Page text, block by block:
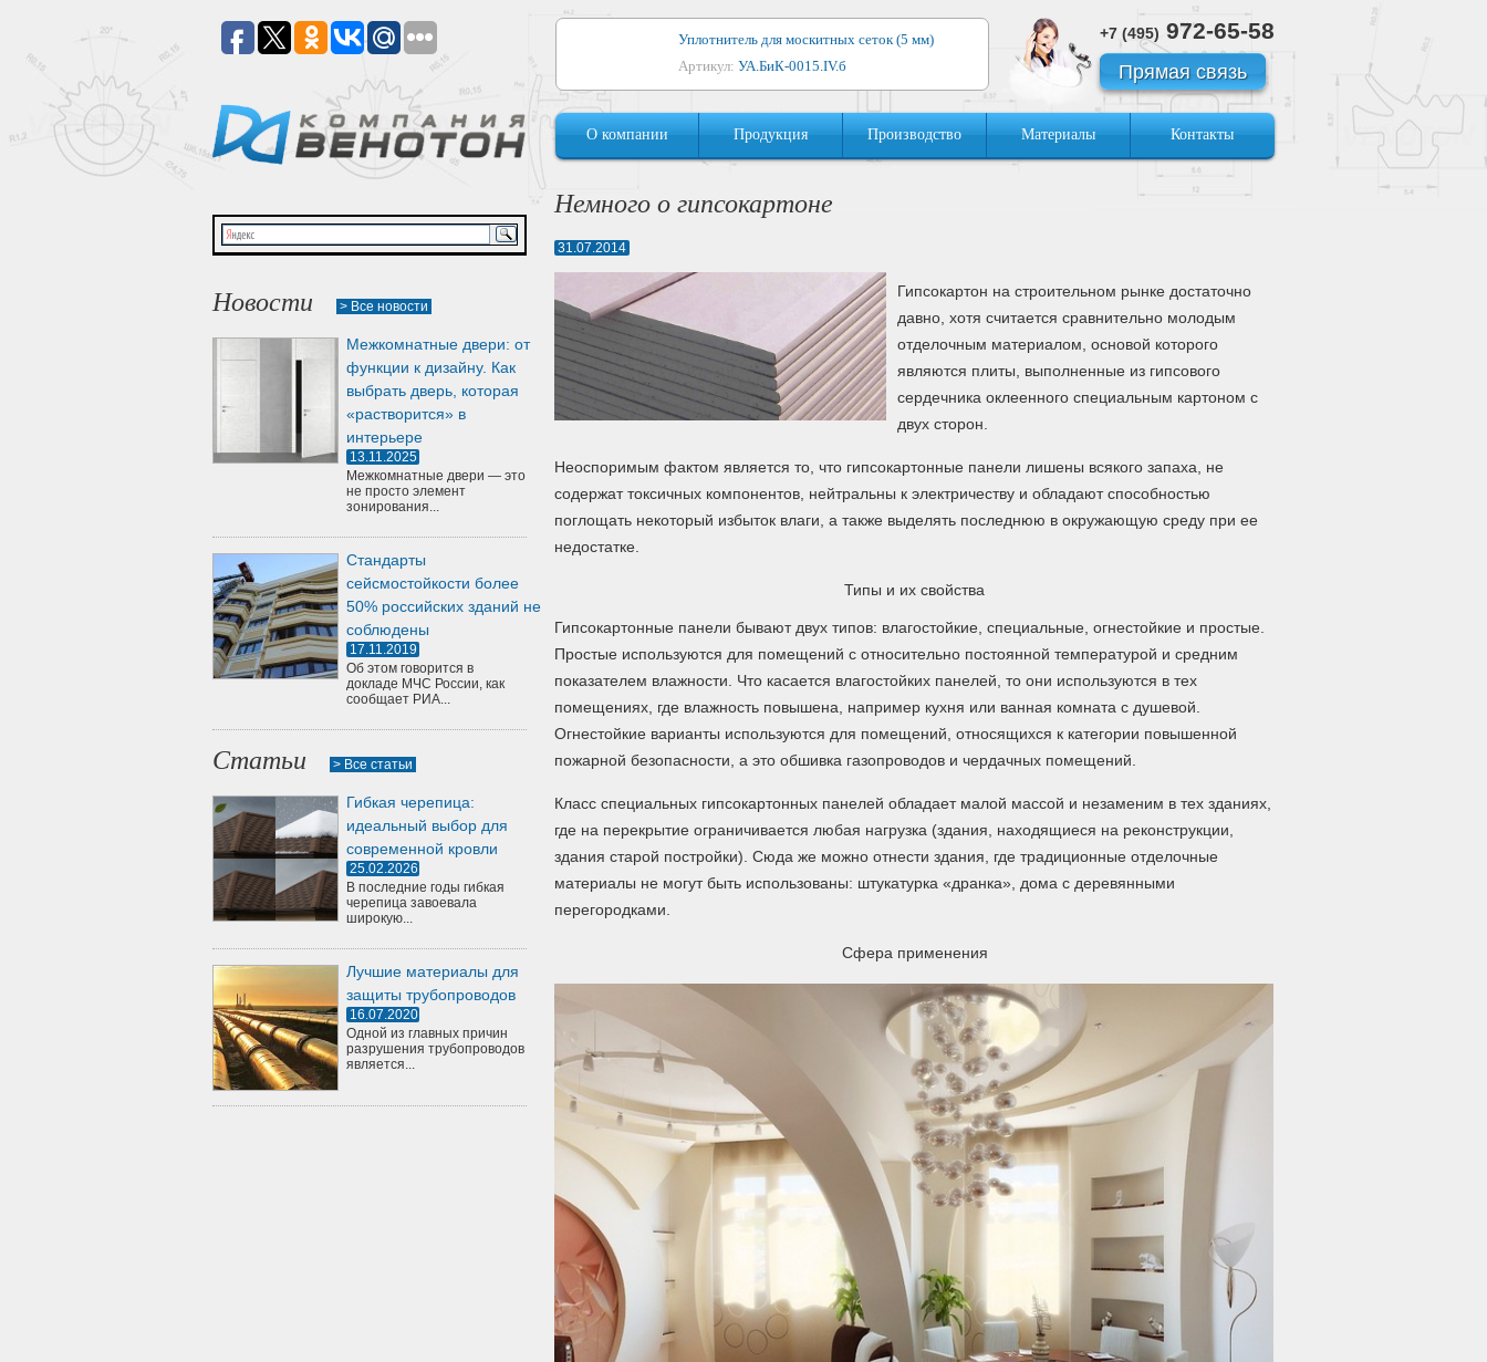
Уплотнитель для москитных сеток (5 мм)
Артикул: УА.БиК-0015.IV.б
Уплотнитель для алюминиевых окон
Артикул:1044
Артикул:УМ.БиК-0062.IV.б
Артикул:
Уплотнитель для деревянных дверей
Артикул:УК-10.4
+7 (495) 972-65-58
Прямая связь
О компании Продукция Производство Материалы Контакты
Новости > Все новости
Межкомнатные двери: от
функции к дизайну. Как
выбрать дверь, которая
«растворится» в
интерьере
13.11.2025
Межкомнатные двери — это
не просто элемент
зонирования...
Стандарты
сейсмостойкости более
50% российских зданий не
соблюдены
17.11.2019
Об этом говорится в
докладе МЧС России, как
сообщает РИА...
Статьи > Все статьи
Гибкая черепица:
идеальный выбор для
современной кровли
25.02.2026
В последние годы гибкая
черепица завоевала
широкую...
Лучшие материалы для
защиты трубопроводов
16.07.2020
Одной из главных причин
разрушения трубопроводов
является...
Немного о гипсокартоне
31.07.2014
Гипсокартон на строительном рынке достаточно
давно, хотя считается сравнительно молодым
отделочным материалом, основой которого
являются плиты, выполненные из гипсового
сердечника оклеенного специальным картоном с
двух сторон.
Неоспоримым фактом является то, что гипсокартонные панели лишены всякого запаха, не
содержат токсичных компонентов, нейтральны к электричеству и обладают способностью
поглощать некоторый избыток влаги, а также выделять последнюю в окружающую среду при ее
недостатке.
Типы и их свойства
Гипсокартонные панели бывают двух типов: влагостойкие, специальные, огнестойкие и простые.
Простые используются для помещений с относительно постоянной температурой и средним
показателем влажности. Что касается влагостойких панелей, то они используются в тех
помещениях, где влажность повышена, например кухня или ванная комната с душевой.
Огнестойкие варианты используются для помещений, относящихся к категории повышенной
пожарной безопасности, а это обшивка газопроводов и чердачных помещений.
Класс специальных гипсокартонных панелей обладает малой массой и незаменим в тех зданиях,
где на перекрытие ограничивается любая нагрузка (здания, находящиеся на реконструкции,
здания старой постройки). Сюда же можно отнести здания, где традиционные отделочные
материалы не могут быть использованы: штукатурка «дранка», дома с деревянными
перегородками.
Сфера применения